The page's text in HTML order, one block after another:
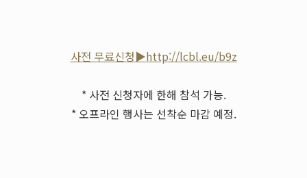
사전 무료신청▶http://lcbl.eu/b9z
* 사전 신청자에 한해 참석 가능.
* 오프라인 행사는 선착순 마감 예정.